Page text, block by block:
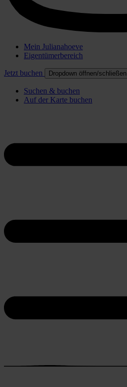
Mein Julianahoeve
Eigentümerbereich
Jetzt buchen Dropdown öffnen/schließen
Suchen & buchen
Auf der Karte buchen